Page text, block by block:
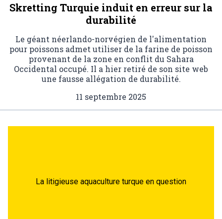
Skretting Turquie induit en erreur sur la
durabilité
Le géant néerlando-norvégien de l'alimentation
pour poissons admet utiliser de la farine de poisson
provenant de la zone en conflit du Sahara
Occidental occupé. Il a hier retiré de son site web
une fausse allégation de durabilité.
11 septembre 2025
La litigieuse aquaculture turque en question